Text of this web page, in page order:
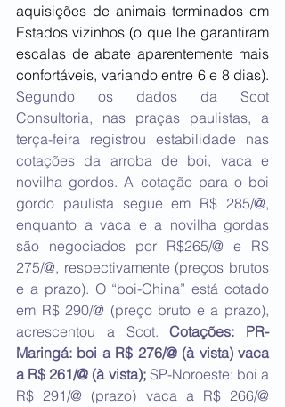
aquisições de animais terminados em
Estados vizinhos (o que lhe garantiram
escalas de abate aparentemente mais
Segundo os dados da Scot
Consultoria, nas praças paulistas, a
terça-feira registrou estabilidade nas
cotações da arroba de boi, vaca e
novilha gordos. A cotação para o boi
gordo paulista segue em R$ 285/@,
enquanto a vaca e a novilha gordas
são negociados por R$265/@ e R$
275/@, respectivamente (preços brutos
e a prazo). O “boi-China” está cotado
em R$ 290/@ (preço bruto e a prazo),
acrescentou a Scot. Cotações: PR-
Maringá: boi a R$ 276/@ (à vista) vaca
a R$ 261/@ (à vista); SP-Noroeste: boi a
R$ 291/@ (prazo) vaca a R$ 266/@